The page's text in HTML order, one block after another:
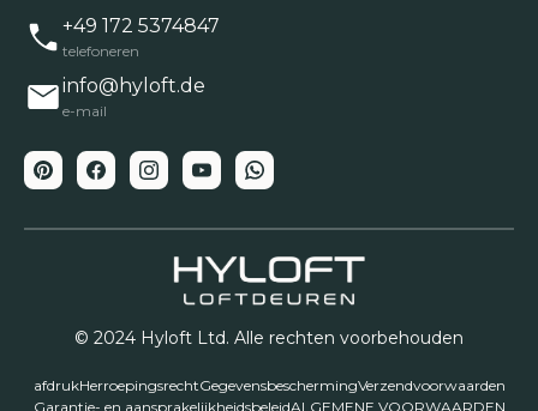
+49 172 5374847
telefoneren
info@hyloft.de
e-mail
© 2024 Hyloft Ltd. Alle rechten voorbehouden
afdrukHerroepingsrechtGegevensbeschermingVerzendvoorwaarden
Garantie- en aansprakelijkheidsbeleidALGEMENE VOORWAARDEN